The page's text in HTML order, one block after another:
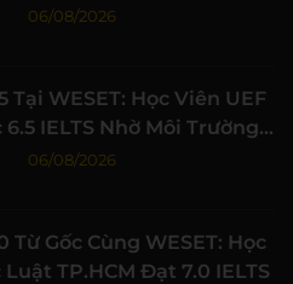
Nghiệp
06/08/2026
Tại WESET: Học Viên UEF
IELTS Nhờ Môi Trường
Tập Chất Lượng
06/08/2026
Từ Gốc Cùng WESET: Học
TP.HCM Đạt 7.0 IELTS